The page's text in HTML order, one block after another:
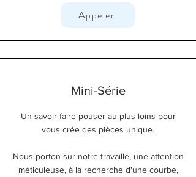
Appeler
Mini-Série
Un savoir faire pouser au plus loins pour
vous crée des pièces unique.
Nous porton sur notre travaille, une attention
méticuleuse, à la recherche d'une courbe,